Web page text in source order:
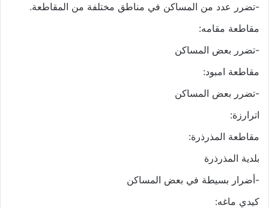
-تضرر عدد من المساكن في مناطق مختلفة من المقاطعة.
مقاطعة مقامه:
-تضرر بعض المساكن
مقاطعة امبود:
-تضرر بعض المساكن
اترارزة:
مقاطعة المذرذرة:
بلدية المذرذرة
-أضرار بسيطة في بعض المساكن
كيدي ماغه: